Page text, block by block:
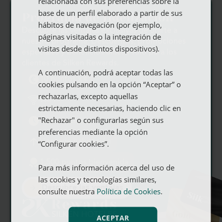
Piscina exterior
Gimnasio y sauna
Comfy Brunch & Bistro
Parking
Comfy Brunch & Bistro
Gimnasio y sauna
Parking
Cocina equipada
Alquiler de bicicletas
Traslado al aeropuerto
Programa de fidelización
Descubre las ventajas exclusivas de unirte a
nuestro programa. Descuentos, promociones
especiales y beneficios únicos solo para los
WIFI
Late check out
Upgrade habitación
Descubre las ventajas
GERMAN
base de un perfil elaborado a partir de sus
hábitos de navegación (por ejemplo,
páginas visitadas o la integración de
visitas desde distintos dispositivos).
A continuación, podrá aceptar todas las
cookies pulsando en la opción “Aceptar” o
rechazarlas, excepto aquellas
estrictamente necesarias, haciendo clic en
"Rechazar" o configurarlas según sus
preferencias mediante la opción
“Configurar cookies”.
Para más información acerca del uso de
las cookies y tecnologías similares,
consulte nuestra Política de Cookies.
ACEPTAR